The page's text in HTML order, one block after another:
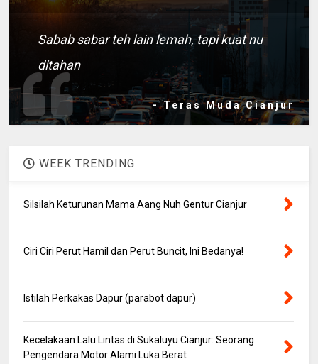
Sabab sabar teh lain lemah, tapi kuat nu
ditahan
- Teras Muda Cianjur
WEEK TRENDING
Silsilah Keturunan Mama Aang Nuh Gentur Cianjur
Ciri Ciri Perut Hamil dan Perut Buncit, Ini Bedanya!
Istilah Perkakas Dapur (parabot dapur)
Kecelakaan Lalu Lintas di Sukaluyu Cianjur: Seorang
Pengendara Motor Alami Luka Berat